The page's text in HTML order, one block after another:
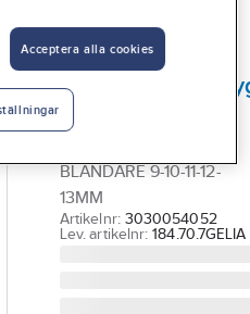
blandare
BLANDARE 9-10-11-12-
13MM
Artikelnr: 3030054052
Lev. artikelnr: 184.70.7GELIA
Acceptera alla cookies